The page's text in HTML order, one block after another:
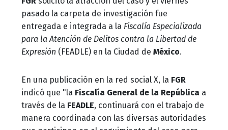
pasado la carpeta de investigación fue
entregada e integrada a la Fiscalía Especializada
para la Atención de Delitos contra la Libertad de
Expresión (FEADLE) en la Ciudad de México.
En una publicación en la red social X, la FGR
indicó que "la Fiscalía General de la República a
través de la FEADLE, continuará con el trabajo de
manera coordinada con las diversas autoridades